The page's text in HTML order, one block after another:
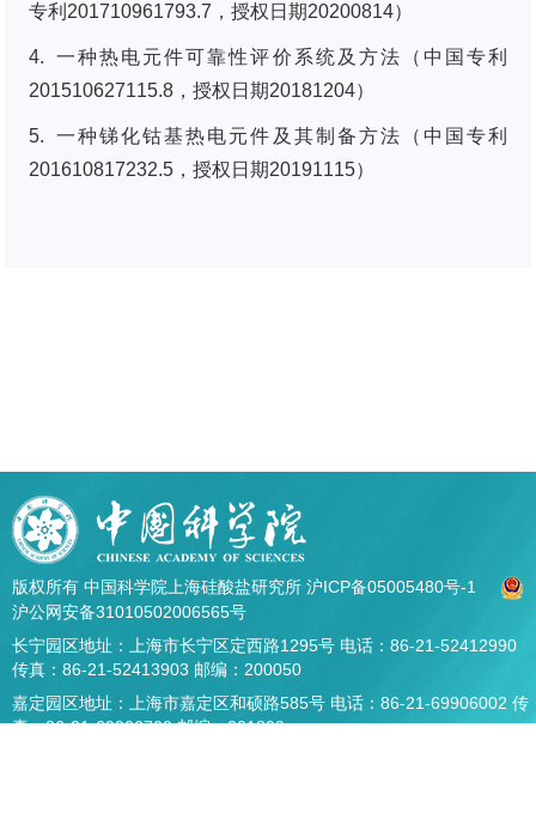
专利201710961793.7，授权日期20200814）
4. 一种热电元件可靠性评价系统及方法（中国专利
201510627115.8，授权日期20181204）
5. 一种锑化钴基热电元件及其制备方法（中国专利
201610817232.5，授权日期20191115）
版权所有 中国科学院上海硅酸盐研究所 沪ICP备05005480号-1
沪公网安备31010502006565号
长宁园区地址：上海市长宁区定西路1295号 电话：86-21-52412990
传真：86-21-52413903 邮编：200050
嘉定园区地址：上海市嘉定区和硕路585号 电话：86-21-69906002 传
真：86-21-69906700 邮编：201899